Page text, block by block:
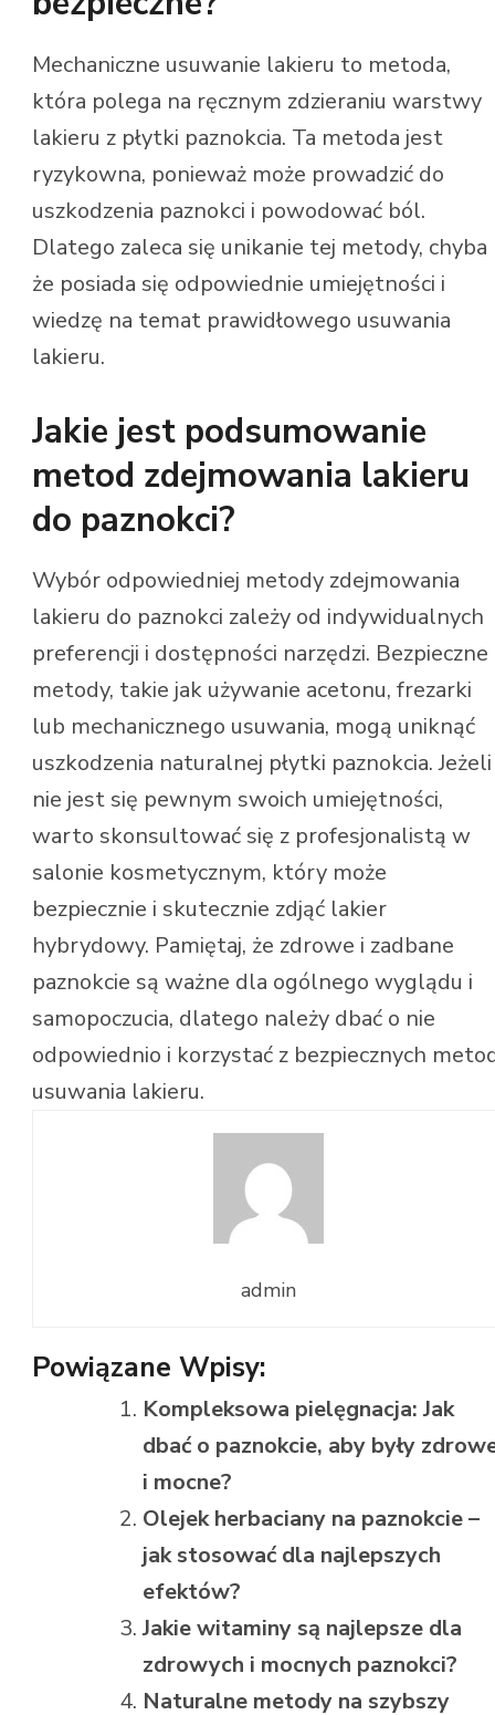
Mechaniczne usuwanie lakieru to metoda,
która polega na ręcznym zdzieraniu warstwy
lakieru z płytki paznokcia. Ta metoda jest
ryzykowna, ponieważ może prowadzić do
uszkodzenia paznokci i powodować ból.
Dlatego zaleca się unikanie tej metody, chyba
że posiada się odpowiednie umiejętności i
wiedzę na temat prawidłowego usuwania
lakieru.
Jakie jest podsumowanie
metod zdejmowania lakieru
do paznokci?
Wybór odpowiedniej metody zdejmowania
lakieru do paznokci zależy od indywidualnych
preferencji i dostępności narzędzi. Bezpieczne
metody, takie jak używanie acetonu, frezarki
lub mechanicznego usuwania, mogą uniknąć
uszkodzenia naturalnej płytki paznokcia. Jeżeli
nie jest się pewnym swoich umiejętności,
warto skonsultować się z profesjonalistą w
salonie kosmetycznym, który może
bezpiecznie i skutecznie zdjąć lakier
hybrydowy. Pamiętaj, że zdrowe i zadbane
paznokcie są ważne dla ogólnego wyglądu i
samopoczucia, dlatego należy dbać o nie
odpowiednio i korzystać z bezpiecznych
usuwania lakieru.
admin
Powiązane Wpisy:
Kompleksowa pielęgnacja: Jak
dbać o paznokcie, aby były
i mocne?
Olejek herbaciany na paznokcie –
jak stosować dla najlepszych
efektów?
Jakie witaminy są najlepsze dla
zdrowych i mocnych paznokci?
Naturalne metody na szybszy